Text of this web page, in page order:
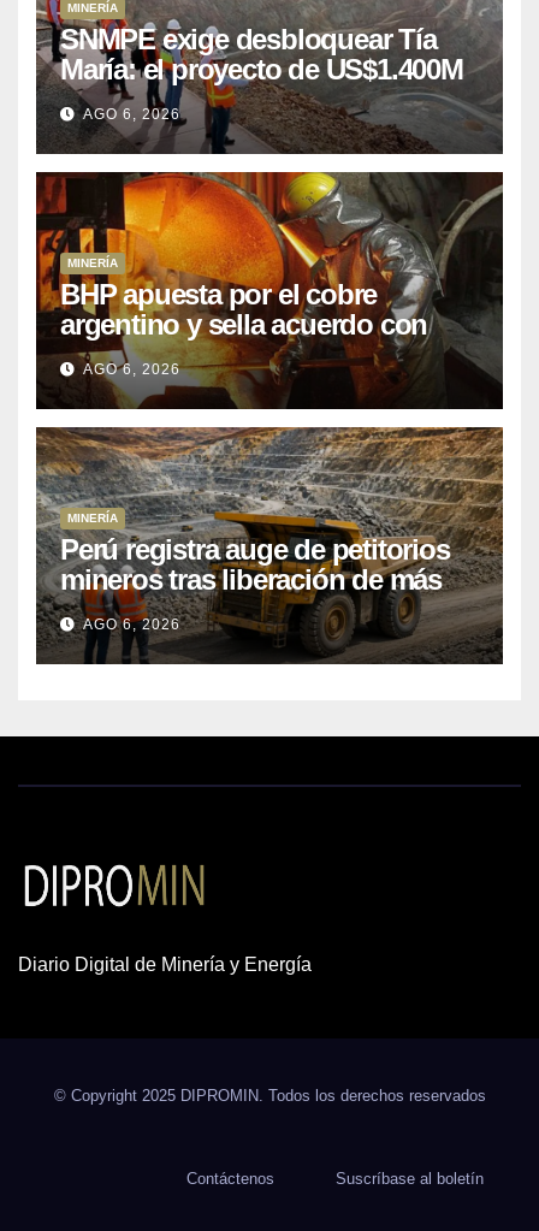
MINERÍA
SNMPE exige desbloquear Tía
María: el proyecto de US$1.400M
que Perú lleva 15 años
posponiendo
AGO 6, 2026
MINERÍA
BHP apuesta por el cobre
argentino y sella acuerdo con
Kobrea para siete proyecto
AGO 6, 2026
MINERÍA
Perú registra auge de petitorios
mineros tras liberación de más
de mil concesiones para explorar
cobre y oro
AGO 6, 2026
Diario Digital de Minería y Energía
© Copyright 2025 DIPROMIN. Todos los derechos reservados
Contáctenos Suscríbase al boletín